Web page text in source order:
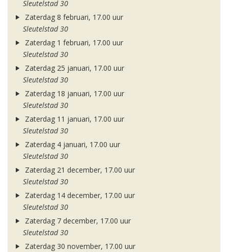
Sleutelstad 30
Zaterdag 8 februari, 17.00 uur
Sleutelstad 30
Zaterdag 1 februari, 17.00 uur
Sleutelstad 30
Zaterdag 25 januari, 17.00 uur
Sleutelstad 30
Zaterdag 18 januari, 17.00 uur
Sleutelstad 30
Zaterdag 11 januari, 17.00 uur
Sleutelstad 30
Zaterdag 4 januari, 17.00 uur
Sleutelstad 30
Zaterdag 21 december, 17.00 uur
Sleutelstad 30
Zaterdag 14 december, 17.00 uur
Sleutelstad 30
Zaterdag 7 december, 17.00 uur
Sleutelstad 30
Zaterdag 30 november, 17.00 uur